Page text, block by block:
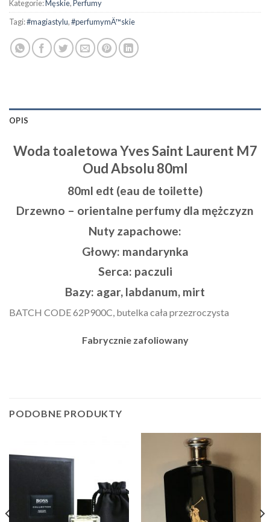
Kategorie:Męskie,Perfumy
Tagi:#magiastylu,#perfumymÄ™skie
OPIS
Woda toaletowa Yves Saint Laurent M7
Oud Absolu 80ml
80ml edt (eau de toilette)
Drzewno – orientalne perfumy dla mężczyzn
Nuty zapachowe:
Głowy: mandarynka
Serca: paczuli
Bazy: agar, labdanum, mirt
BATCH CODE 62P900C, butelka cała przezroczysta
Fabrycznie zafoliowany
PODOBNE PRODUKTY